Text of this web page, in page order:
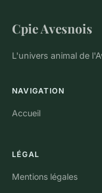
Cpie Avesnois
L'univers animal de
NAVIGATION
Accueil
LÉGAL
Mentions légales